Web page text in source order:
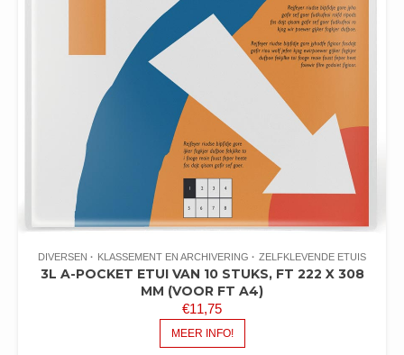
DIVERSEN KLASSEMENT EN ARCHIVERING ZELFKLEVENDE ETUIS
3L A-POCKET ETUI VAN 10 STUKS, FT 222 X 308
MM (VOOR FT A4)
€11,75
MEER INFO!